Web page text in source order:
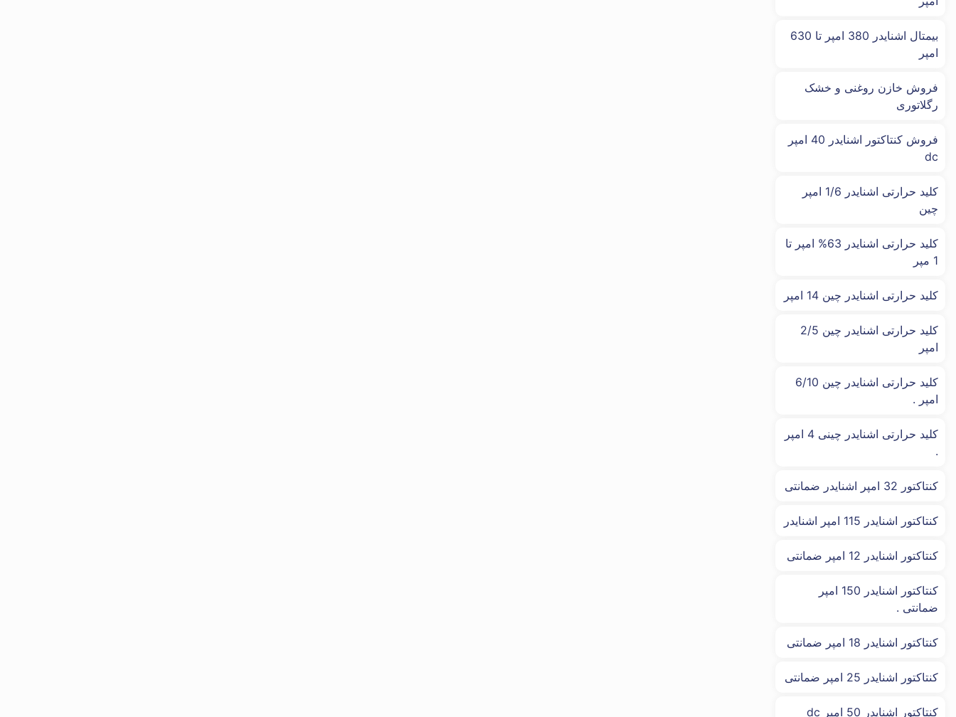
بیمتال اشنایدر 380 امپر تا 630
امپر
فروش خازن روغنی و خشک
رگلاتوری
فروش کنتاکتور اشنایدر 40 امپر
dc
کلید حرارتی اشنایدر 1/6 امپر
چین
کلید حرارتی اشنایدر 63% امپر تا
1 مپر
کلید حرارتی اشنایدر چین 14 امپر
کلید حرارتی اشنایدر چین 2/5
امپر
کلید حرارتی اشنایدر چین 6/10
امپر .
کلید حرارتی اشنایدر چینی 4 امپر
.
کنتاکتور 32 امپر اشنایدر ضمانتی
کنتاکتور اشنایدر 115 امپر اشنایدر
کنتاکتور اشنایدر 12 امپر ضمانتی
کنتاکتور اشنایدر 150 امپر
ضمانتی .
کنتاکتور اشنایدر 18 امپر ضمانتی
کنتاکتور اشنایدر 25 امپر ضمانتی
کنتاکتور اشنایدر 50 امپر dc